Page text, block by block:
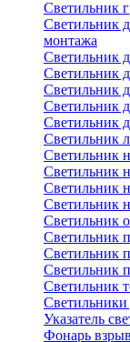
Светильник
Светильник
монтажа
Светильник
Светильник
Светильник
Светильник
Светильник
Светильник
Светильник
Светильник
Светильник
Светильник
Светильник
Светильник
Светильник
Светильник
Светильник
Указатель
Фонарь